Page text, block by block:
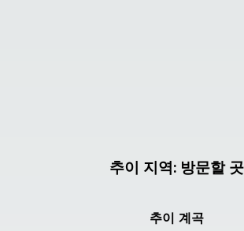
추이 지역: 방문할 곳
추이 계곡